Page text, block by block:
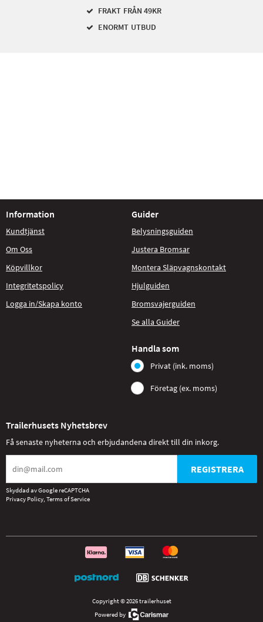
FRAKT FRÅN 49KR
ENORMT UTBUD
Information
Kundtjänst
Om Oss
Köpvillkor
Integritetspolicy
Logga in/Skapa konto
Guider
Belysningsguiden
Justera Bromsar
Montera Släpvagnskontakt
Hjulguiden
Bromsvajerguiden
Se alla Guider
Handla som
Privat (ink. moms)
Företag (ex. moms)
Trailerhusets Nyhetsbrev
Få senaste nyheterna och erbjudandena direkt till din inkorg.
REGISTRERA
Skyddad av Google reCAPTCHA
Privacy Policy, Terms of Service
Copyright © 2026 trailerhuset
Powered by